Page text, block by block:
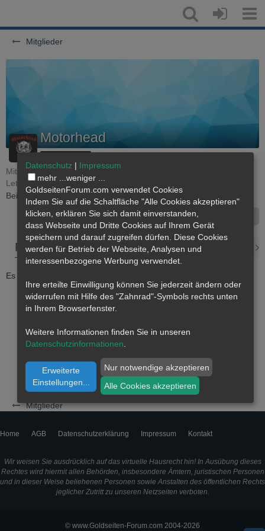
Mitglieder
Mitglieder
Motorhead
Mitglied seit 13. März 2009
Letzte Aktivität:Gestern, 12:31
Beiträge
73 Punkte 385 Profil-Aufrufe 1.683
Pinnwand Letzte Aktivitäten Reaktionen
Es wurden noch keine Einträge an der Pinnwand verfasst.
Home AGB Datenschutzerklärung Impressum Kontakt
Wir weisen Sie ausdrücklich auf das virtuelle Hausrecht hin! In Ausübung dieses
Rechtes wird hiermit allen Behörden, insbesondere Ämtern, juristischen Personen
und in dieser Weise beliehenen Personen sowie Anstalten des öffentlichen Rechts
jeglicher Zutritt zu unseren Netzseiten verboten.
© www.Goldseiten-Forum.com 2004-2026
Datenschutz | Impressum
mehr ... weniger ...
GoldseitenForum.com verwendet Cookies
Indem Sie auf die Schaltfläche "Alle Cookies akzeptieren"
klicken, erklären Sie sich damit einverstanden,
dass Webseite und Dritte Cookies auf Ihrem Gerät
speichern und darauf zugreifen dürfen. Diese Cookies
werden für Betrieb der Webseite, Analysen und
interessenbezogene Werbung verwendet.
Ihre erteilte Einwilligung können Sie jederzeit ändern oder
widerrufen mit Hilfe des "Zahnrad"-Symbols rechts unten
in Ihrem Browserfenster.
Weitere Informationen finden Sie in unseren
Datenschutzinformationen
Erweiterte
Einstellungen...
Nur notwendige akzeptieren
Alle Cookies akzeptieren